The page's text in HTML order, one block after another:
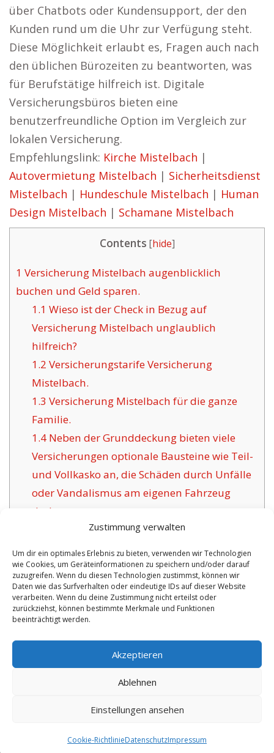
Zustimmung verwalten
Um dir ein optimales Erlebnis zu bieten, verwenden wir Technologien
wie Cookies, um Geräteinformationen zu speichern und/oder darauf
zuzugreifen. Wenn du diesen Technologien zustimmst, können wir
Daten wie das Surfverhalten oder eindeutige IDs auf dieser Website
verarbeiten. Wenn du deine Zustimmung nicht erteilst oder
zurückziehst, können bestimmte Merkmale und Funktionen
beeinträchtigt werden.
Akzeptieren
Ablehnen
Einstellungen ansehen
Cookie-RichtlinieDatenschutzImpressum
über Chatbots oder Kundensupport, der den
Kunden rund um die Uhr zur Verfügung steht.
Diese Möglichkeit erlaubt es, Fragen auch nach
den üblichen Bürozeiten zu beantworten, was
für Berufstätige hilfreich ist. Digitale
Versicherungsbüros bieten eine
benutzerfreundliche Option im Vergleich zur
lokalen Versicherung.
Empfehlungslink: Kirche Mistelbach |
Autovermietung Mistelbach | Sicherheitsdienst
Mistelbach | Hundeschule Mistelbach | Human
Design Mistelbach | Schamane Mistelbach
Contents [hide]
1 Versicherung Mistelbach augenblicklich
buchen und Geld sparen.
1.1 Wieso ist der Check in Bezug auf
Versicherung Mistelbach unglaublich
hilfreich?
1.2 Versicherungstarife Versicherung
Mistelbach.
1.3 Versicherung Mistelbach für die ganze
Familie.
1.4Neben der Grunddeckung bieten viele
Versicherungen optionale Bausteine wie Teil-
und Vollkasko an, die Schäden durch Unfälle
oder Vandalismus am eigenen Fahrzeug
decken.
Die Herausforderung geeigneter
Versicherungsunternehmen für Mistelbach:
1.6Positive Argumente der hier angebotenen
Versicherung in Mistelbach:
1.6.1Zeitgemäße Policen mit Zertifikat:
No tags for this post.
Copyright 2026 by digi-versicherung.de - Versicherung in der Nähe |
8.8.2026